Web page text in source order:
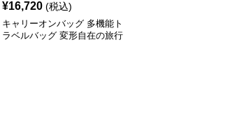
¥16,720 (税込)
キャリーオンバッグ 多機能ト
ラベルバッグ 変形自在の旅行